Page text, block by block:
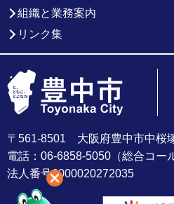
組織と業務案内
リンク集
〒561-8501 大阪府豊中市中桜
電話：06-6858-5050（総合コー
法人番号6000020272035